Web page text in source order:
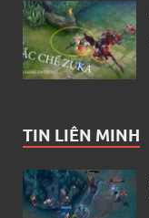
TIN LIÊN MINH